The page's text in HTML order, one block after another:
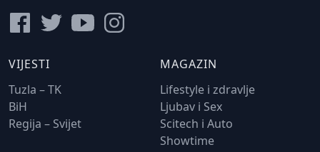
VIJESTI
Tuzla – TK
BiH
Regija – Svijet
MAGAZIN
Lifestyle i zdravlje
Ljubav i Sex
Scitech i Auto
Showtime